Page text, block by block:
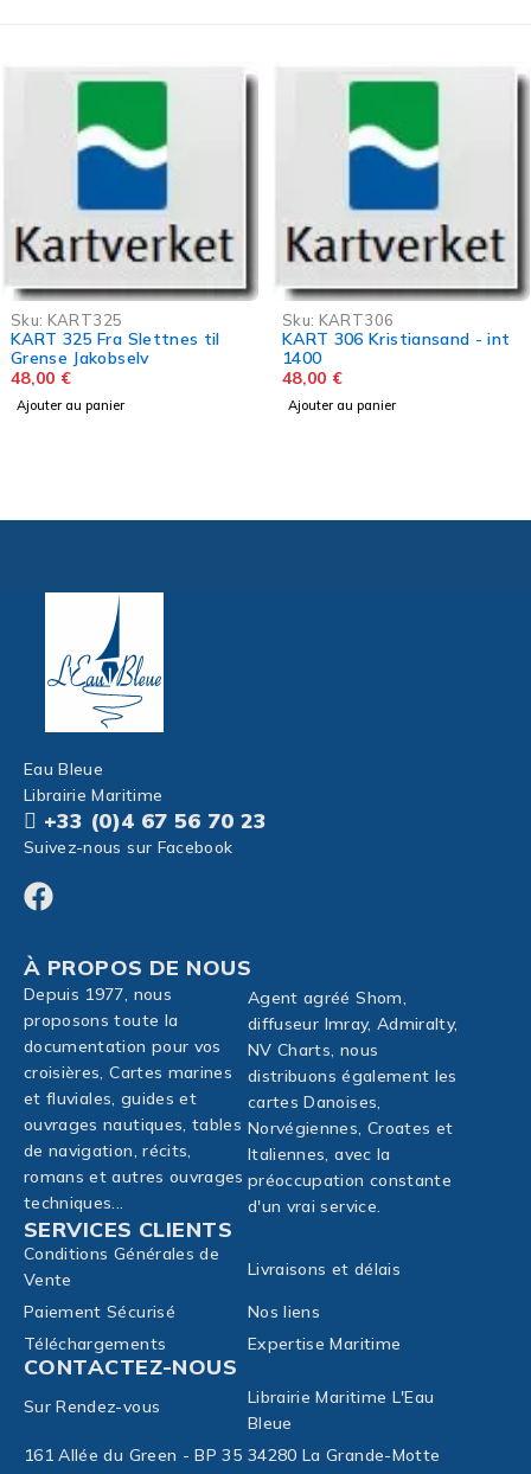
Fra Slettnes til
KART306
KART 306 Kristiansand - int
Ajouter au panier
Sku:
Eau Bleue
Librairie Maritime
+33 (0)4 67 56 70 23
Suivez-nous sur Facebook
À PROPOS DE NOUS
Depuis 1977, nous
proposons toute la
documentation pour vos
croisières, Cartes marines
et fluviales, guides et
ouvrages nautiques, tables
de navigation, récits,
romans et autres ouvrages
techniques...
Agent agréé Shom,
diffuseur Imray, Admiralty,
NV Charts, nous
distribuons également les
cartes Danoises,
Norvégiennes, Croates et
Italiennes, avec la
préoccupation constante
d'un vrai service.
SERVICES CLIENTS
Conditions Générales de
Vente
Livraisons et délais
Paiement Sécurisé
Nos liens
Téléchargements
Expertise Maritime
CONTACTEZ-NOUS
Sur Rendez-vous
Librairie Maritime L'Eau
Bleue
161 Allée du Green - BP 35 34280 La Grande-Motte